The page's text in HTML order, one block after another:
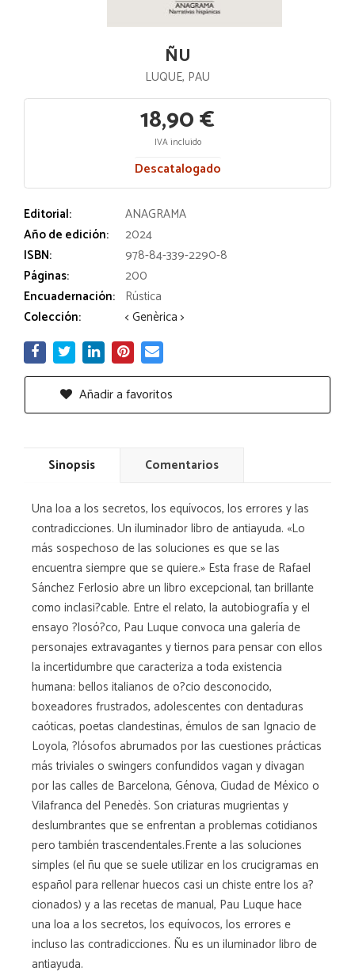
ÑU
LUQUE, PAU
18,90 €
IVA incluido
Descatalogado
Editorial:
ANAGRAMA
Año de edición:
2024
ISBN:
978-84-339-2290-8
Páginas:
200
Encuadernación: Rústica
Colección:
< Genèrica >
Añadir a favoritos
Sinopsis Comentarios
Una loa a los secretos, los equívocos, los errores y las
contradicciones. Un iluminador libro de antiayuda. «Lo
más sospechoso de las soluciones es que se las
encuentra siempre que se quiere.» Esta frase de Rafael
Sánchez Ferlosio abre un libro excepcional, tan brillante
como inclasi?cable. Entre el relato, la autobiografía y el
ensayo ?losó?co, Pau Luque convoca una galería de
personajes extravagantes y tiernos para pensar con ellos
la incertidumbre que caracteriza a toda existencia
humana: bellos italianos de o?cio desconocido,
boxeadores frustrados, adolescentes con dentaduras
caóticas, poetas clandestinas, émulos de san Ignacio de
Loyola, ?lósofos abrumados por las cuestiones prácticas
más triviales o swingers confundidos vagan y divagan
por las calles de Barcelona, Génova, Ciudad de México o
Vilafranca del Penedès. Son criaturas mugrientas y
deslumbrantes que se enfrentan a problemas cotidianos
pero también trascendentales.Frente a las soluciones
simples (el ñu que se suele utilizar en los crucigramas en
español para rellenar huecos casi un chiste entre los a?
cionados) y a las recetas de manual, Pau Luque hace
una loa a los secretos, los equívocos, los errores e
incluso las contradicciones. Ñu es un iluminador libro de
antiayuda.